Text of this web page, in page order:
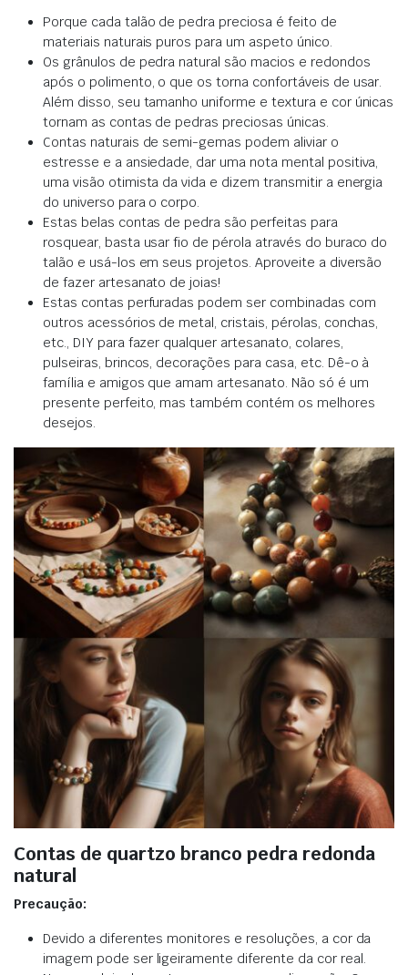
Porque cada talão de pedra preciosa é feito de
materiais naturais puros para um aspeto único.
Os grânulos de pedra natural são macios e redondos
após o polimento, o que os torna confortáveis de usar.
Além disso, seu tamanho uniforme e textura e cor únicas
tornam as contas de pedras preciosas únicas.
Contas naturais de semi-gemas podem aliviar o
estresse e a ansiedade, dar uma nota mental positiva,
uma visão otimista da vida e dizem transmitir a energia
do universo para o corpo.
Estas belas contas de pedra são perfeitas para
rosquear, basta usar fio de pérola através do buraco do
talão e usá-los em seus projetos. Aproveite a diversão
de fazer artesanato de joias!
Estas contas perfuradas podem ser combinadas com
outros acessórios de metal, cristais, pérolas, conchas,
etc., DIY para fazer qualquer artesanato, colares,
pulseiras, brincos, decorações para casa, etc. Dê-o à
família e amigos que amam artesanato. Não só é um
presente perfeito, mas também contém os melhores
desejos.
Contas de quartzo branco pedra redonda
natural
Precaução:
Devido a diferentes monitores e resoluções, a cor da
imagem pode ser ligeiramente diferente da cor real.